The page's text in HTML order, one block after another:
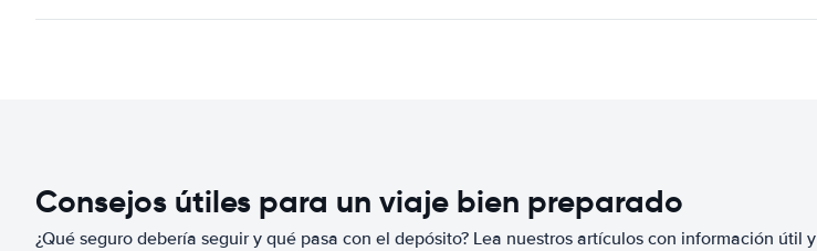
Consejos útiles para un viaje bien preparado
¿Qué seguro debería seguir y qué pasa con el depósito? Lea nuestros artículos con información útil y